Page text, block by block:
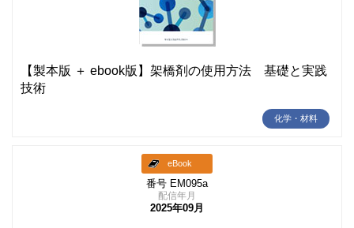
【製本版 ＋ ebook版】架橋剤の使用方法 基礎と実践
技術
化学・材料
eBook
番号 EM095a
配信年月
2025年09月